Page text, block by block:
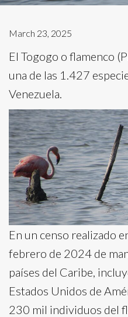
March 23, 2025
El Togogo o flamenco
una de las 1.427
Venezuela.
En un censo realizado
febrero de 2024 de
países del Caribe,
Estados Unidos de
230 mil individuos del